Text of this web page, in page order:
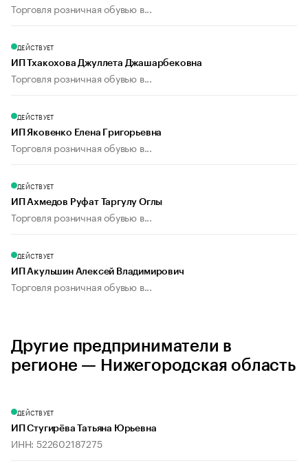
Торговля розничная обувью в...
ДЕЙСТВУЕТ
ИП Тхакохова Джуллета Джашарбековна
Торговля розничная обувью в...
ДЕЙСТВУЕТ
ИП Яковенко Елена Григорьевна
Торговля розничная обувью в...
ДЕЙСТВУЕТ
ИП Ахмедов Руфат Таргулу Оглы
Торговля розничная обувью в...
ДЕЙСТВУЕТ
ИП Акульшин Алексей Владимирович
Торговля розничная обувью в...
Другие предприниматели в
регионе — Нижегородская область
ДЕЙСТВУЕТ
ИП Стугирёва Татьяна Юрьевна
ИНН: 522602187275